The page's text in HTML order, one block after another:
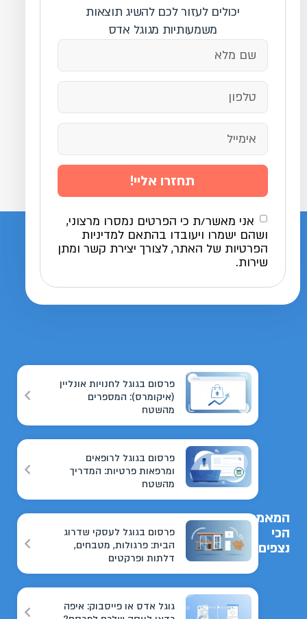
יכולים לעזור לכם להשיג תוצאות
משמעותיות מגוגל אדס
אני מאשר/ת כי הפרטים נמסרו מרצוני,
ושהם ישמרו ויעובדו בהתאם למדיניות
הפרטיות של האתר, לצורך יצירת קשר ומתן
שירות.
תחזרו אליי!
המאמרים
הכי
נצפים
פרסום בגוגל לחנויות אונליין
(איקומרס): המספרים
מהשטח
פרסום בגוגל לרופאים
ומרפאות פרטיות: המדריך
מהשטח
פרסום בגוגל לעסקי שדרוג
הבית: פרגולות, מטבחים,
דלתות ופרקטים
גוגל אדס או פייסבוק: איפה